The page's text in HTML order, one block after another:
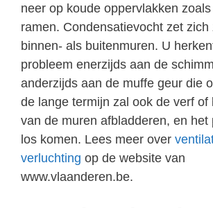
neer op koude oppervlakken
ramen. Condensatievocht zet zich
binnen- als buitenmuren. U
probleem enerzijds aan de
anderzijds aan de muffe geur die
de lange termijn zal ook de verf of
van de muren afbladderen, en het
los komen. Lees meer over
verluchting op de website van
www.vlaanderen.be.